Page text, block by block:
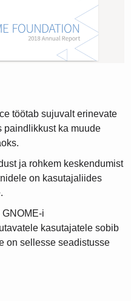
töötab sujuvalt erinevate
paindlikkust ka muude
ja rohkem keskendumist
on kasutajaliides
GNOME-i
kasutajatele sobib
on sellesse seadistusse